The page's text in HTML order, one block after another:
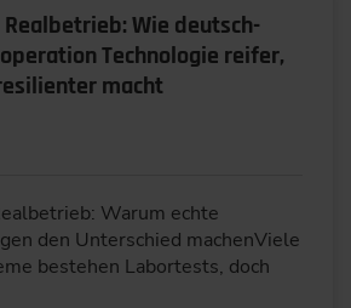
Wie deutsch-
Technologie reifer,
macht
Warum echte
den Unterschied machenViele
bestehen Labortests, doch